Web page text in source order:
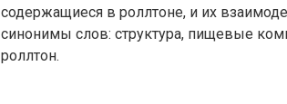
содержащиеся в роллтоне, и их
синонимы слов: структура, пищевые
роллтон.